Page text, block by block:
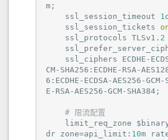
m;
    ssl_session_timeout
1
    ssl_session_tickets
    ssl_protocols TLSv1.
2
CM-SHA256:ECDHE-RSA-
6:ECDHE-ECDSA-AES256-GCM-
E-RSA-AES256-GCM-SHA384;
# 限流配置
dr zone=api_limit: 10m